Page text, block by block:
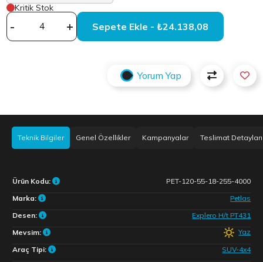
Kritik Stok
- + Sepete Ekle - ₺24.138,08
Yorum Yap
Teknik Bilgiler Genel Özellikler Kampanyalar Teslimat Detayları
Ürün Kodu:
PET-120-55-18-255-4000
Marka:
Petlas
Desen:
Explero H/t PT431
Mevsim:
Yaz
Araç Tipi:
SUV-4x4